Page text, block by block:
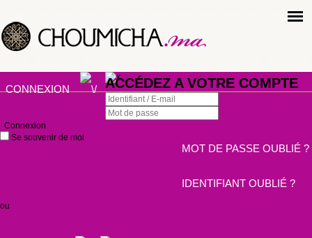
CONNEXION ACCÉDEZ A VOTRE COMPTE
Connexion
Se souvenir de moi
MOT DE PASSE OUBLIÉ ?
IDENTIFIANT OUBLIÉ ?
ou